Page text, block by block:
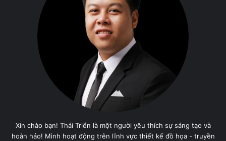
Xin chào bạn! Thái Triển là một người yêu thích sự sáng tạo và
hoàn hảo! Mình hoạt động trên lĩnh vực thiết kế đồ họa - truyền